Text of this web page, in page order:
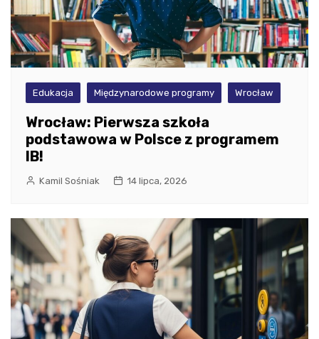
Edukacja Międzynarodowe programy Wrocław
Wrocław: Pierwsza szkoła
podstawowa w Polsce z programem
IB!
Kamil Sośniak 14 lipca, 2026